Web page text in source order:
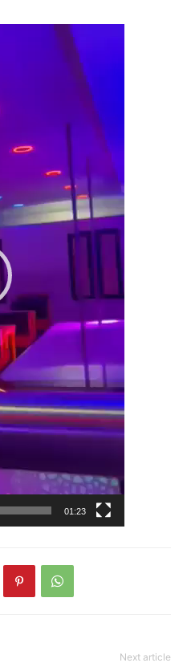
01:23
Next article